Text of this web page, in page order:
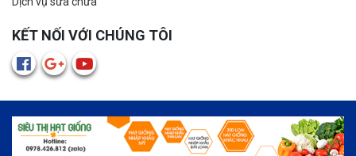
KẾT NỐI VỚI CHÚNG TÔI